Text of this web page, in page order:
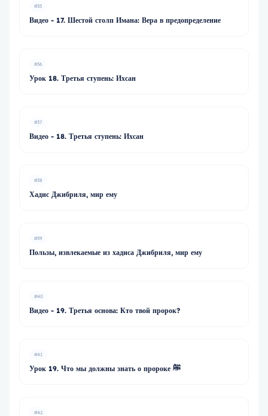
#35
Видео - 17. Шестой столп Имана: Вера в предопределение
#36
Урок 18. Третья ступень: Ихсан
#37
Видео - 18. Третья ступень: Ихсан
#38
Хадис Джибриля, мир ему
#39
Пользы, извлекаемые из хадиса Джибриля, мир ему
#40
Видео - 19. Третья основа: Кто твой пророк?
#41
Урок 19. Что мы должны знать о пророке ﷺ
#42